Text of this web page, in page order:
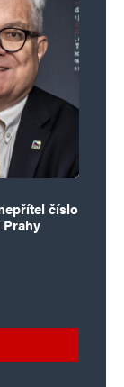
číslo
Prahy